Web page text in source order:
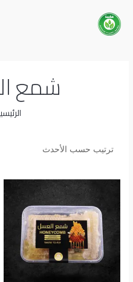
المحتوى
شمع